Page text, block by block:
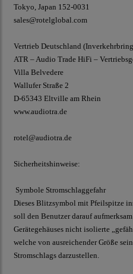
Tokyo, Japan 152-0031
sales@rotelglobal.com
Vertrieb Deutschland
ATR – Audio Trade HiFi –
Villa Belvedere
Wallufer Straße 2
D-65343 Eltville am Rhein
www.audiotra.de
rotel@audiotra.de
Sicherheitshinweise:
Symbole Stromschlaggefahr
Dieses Blitzsymbol mit Pfeilspitze
soll den Benutzer darauf
Gerätegehäuses nicht isolierte
welche von ausreichender Größe
Stromschlags darzustellen.